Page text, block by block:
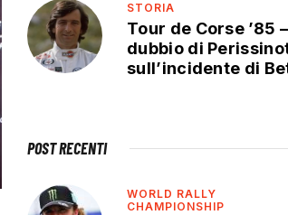
STORIA
Tour de Corse ’85
dubbio di
sull’incidente di
POST RECENTI
WORLD RALLY
CHAMPIONSHIP